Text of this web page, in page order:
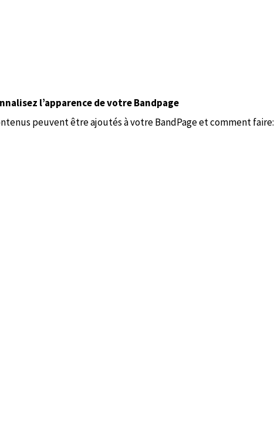
l’apparence de votre Bandpage
peuvent être ajoutés à votre BandPage et comment faire: